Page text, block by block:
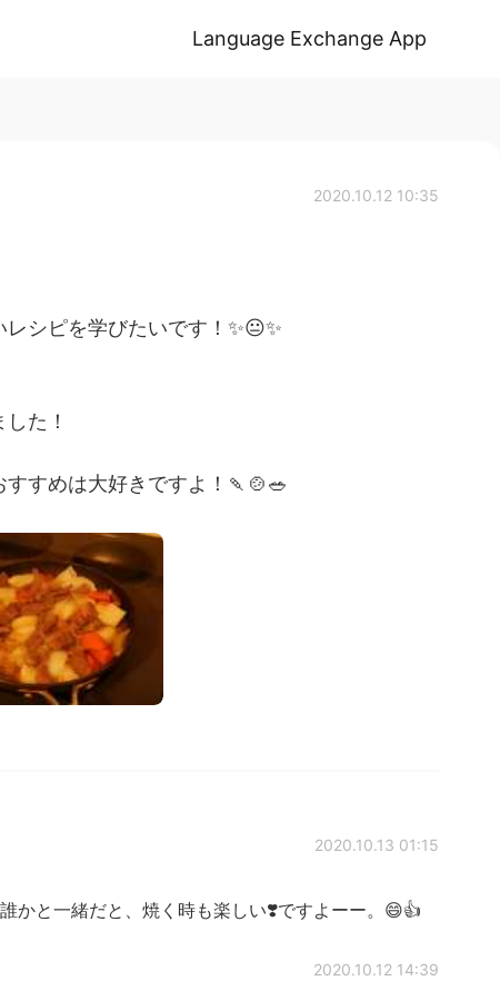
Language Exchange App
2020.10.12 10:35
シピを学びたいです！✨😐✨
た！
すめは大好きですよ！🍡🍲🥗
2020.10.13 01:15
かと一緒だと、焼く時も楽しい❣️ですよーー。😄👍
2020.10.12 14:39